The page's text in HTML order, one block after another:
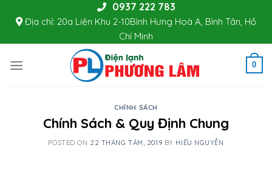
0937 222 783
Địa chỉ: 20a Liên Khu 2-10Bình Hưng Hoà A, Bình Tân, Hồ
Chí Minh
0
CHÍNH SÁCH
Chính Sách & Quy Định Chung
POSTED ON 22 THÁNG TÁM, 2019 BY HIẾU NGUYỄN